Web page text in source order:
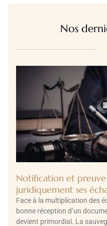
Nos
Notification et
juridiquement ses
Face à la multiplication des
bonne réception d’un
devient primordial. La